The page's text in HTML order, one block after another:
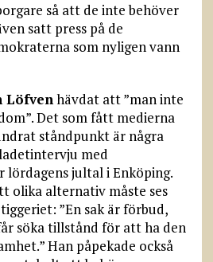
så att de inte behöver
satt press på de
som nyligen vann
Löfvenhävdat att ”man inte
Det som fått medierna
ståndpunkt är några
med
lördagens jultal i Enköping.
olika alternativ måste ses
”En sak är förbud,
söka tillstånd för att ha den
Han påpekade också